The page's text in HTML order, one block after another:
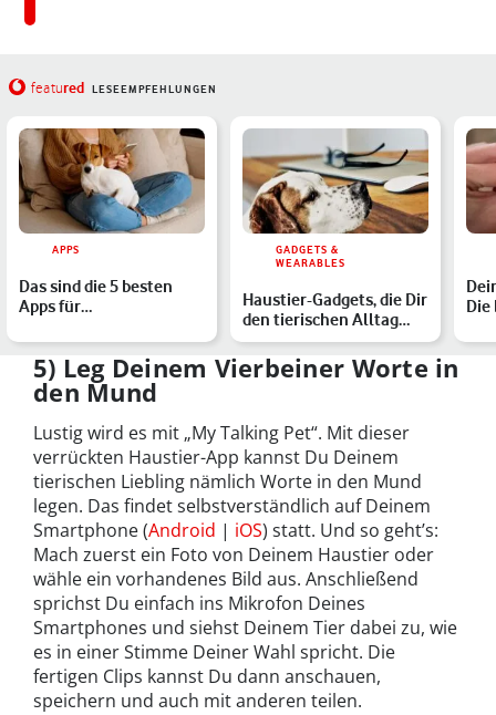
featured LESEEMPFEHLUNGEN
APPS
Das sind die 5 besten
Apps für
GADGETS &
WEARABLES
Haustier-Gadgets, die Dir
den tierischen Alltag
erleichtern
Die
5) Leg Deinem Vierbeiner Worte in
den Mund
Lustig wird es mit „My Talking Pet“. Mit dieser
verrückten Haustier-App kannst Du Deinem
tierischen Liebling nämlich Worte in den Mund
legen. Das findet selbstverständlich auf Deinem
Smartphone (Android | iOS) statt. Und so geht’s:
Mach zuerst ein Foto von Deinem Haustier oder
wähle ein vorhandenes Bild aus. Anschließend
sprichst Du einfach ins Mikrofon Deines
Smartphones und siehst Deinem Tier dabei zu, wie
es in einer Stimme Deiner Wahl spricht. Die
fertigen Clips kannst Du dann anschauen,
speichern und auch mit anderen teilen.